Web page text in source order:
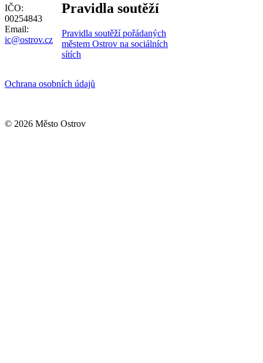
IČO:
00254843
Email:
ic@ostrov.cz
Pravidla soutěží
Pravidla soutěží pořádaných
městem Ostrov na sociálních
sítích
Ochrana osobních údajů
© 2026 Město Ostrov